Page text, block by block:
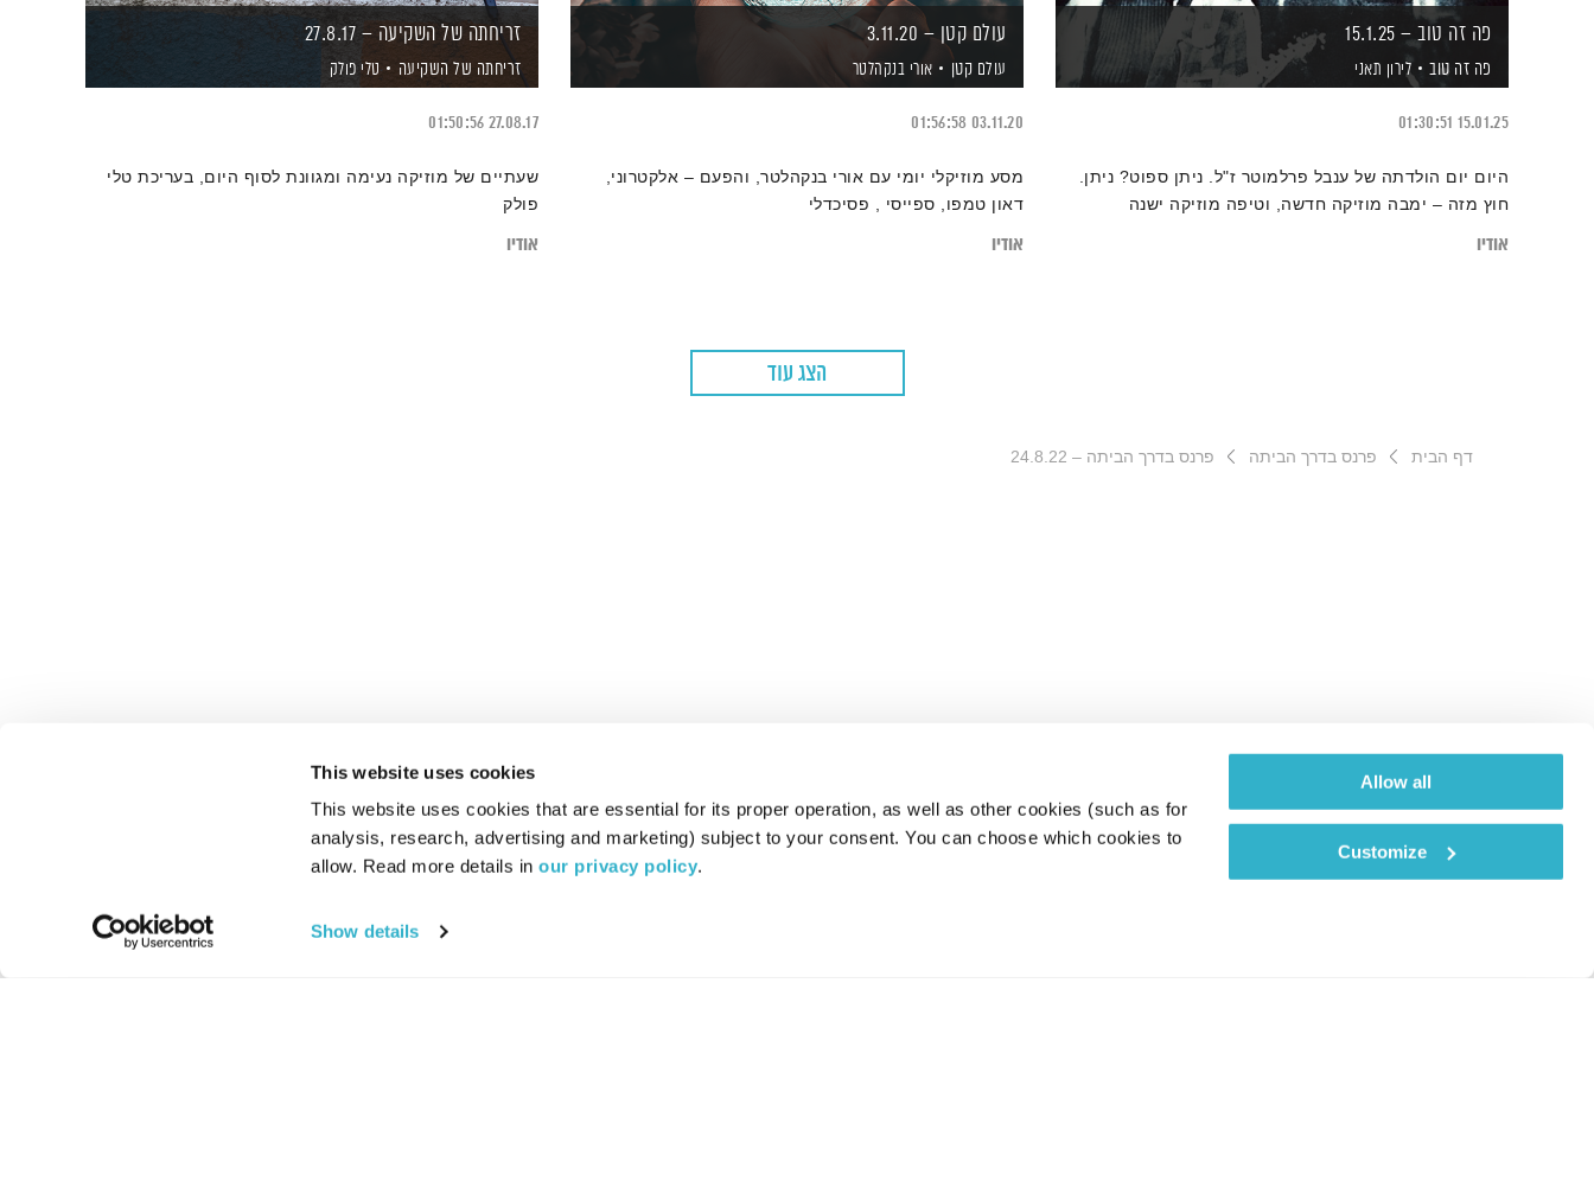
This website uses cookies
This website uses cookies that are essential for its proper operation, as well as other cookies (such as for
analysis, research, advertising and marketing) subject to your consent. You can choose which cookies to
allow. Read more details in our privacy policy.
Show details
Allow all
Customize
פה זה טוב – 15.1.25
פה זה טוב לירון תאני
15.01.25
01:30:51
היום יום הולדתה של ענבל פרלמוטר ז"ל. ניתן ספוט? ניתן.
חוץ מזה – ימבה מוזיקה חדשה, וטיפה מוזיקה ישנה
אודיו
עולם קטן – 3.11.20
עולם קטן אורי בנקהלטר
03.11.20
01:56:58
מסע מוזיקלי יומי עם אורי בנקהלטר, והפעם – אלקטרוני,
דאון טמפו, ספייסי , פסיכדלי
אודיו
זריחתה של השקיעה – 27.8.17
זריחתה של השקיעה טלי פולק
27.08.17
01:50:56
שעתיים של מוזיקה נעימה ומגוונת לסוף היום, בעריכת טלי
פולק
אודיו
הצג עוד
דף הבית פרנס בדרך הביתה פרנס בדרך הביתה – 24.8.22